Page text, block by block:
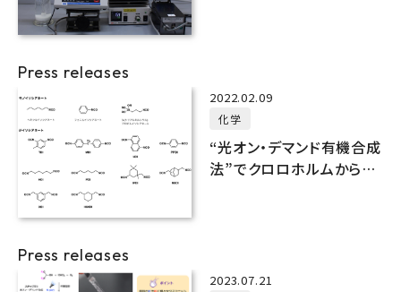
Press releases
2022.02.09
化学
“光オン・デマンド有機合成
法”でクロロホルムからイ
Press releases
2023.07.21